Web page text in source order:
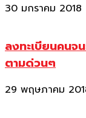
30 มกราคม 2018
ลงทะเบียนคนจ
ตามด่วนๆ
29 พฤษภาคม